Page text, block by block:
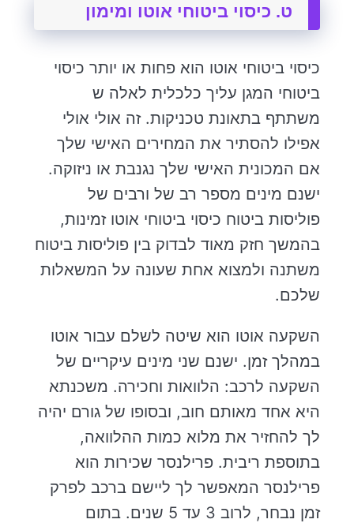
ט. כיסוי ביטוחי אוטו ומימון
כיסוי ביטוחי אוטו הוא פחות או יותר כיסוי
ביטוחי המגן עליך כלכלית לאלה ש
משתתף בתאונת טכניקות. זה אולי אולי
אפילו להסתיר את המחירים האישי שלך
אם המכונית האישי שלך נגנבת או ניזוקה.
ישנם מינים מספר רב של ורבים של
פוליסות ביטוח כיסוי ביטוחי אוטו זמינות,
בהמשך חזק מאוד לבדוק בין פוליסות ביטוח
משתנה ולמצוא אחת שעונה על המשאלות
שלכם.
השקעה אוטו הוא שיטה לשלם עבור אוטו
במהלך זמן. ישנם שני מינים עיקריים של
השקעה לרכב: הלוואות וחכירה. משכנתא
היא אחד מאותם חוב, ובסופו של גורם יהיה
לך להחזיר את מלוא כמות ההלוואה,
בתוספת ריבית. פרילנסר שכירות הוא
פרילנסר המאפשר לך ליישם ברכב לפרק
זמן נבחר, לרוב 3 עד 5 שנים. בתום